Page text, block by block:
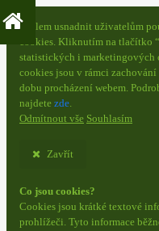
S cílem usnadnit uživatelům
cookies. Kliknutím na tlačítko
statistických i marketingových
cookies jsou v rámci
dobu procházení webem.
najdete zde.
Odmítnout vše Souhlasím
Zavřít
Co jsou cookies?
Cookies jsou krátké textové
prohlížeči. Tyto informace